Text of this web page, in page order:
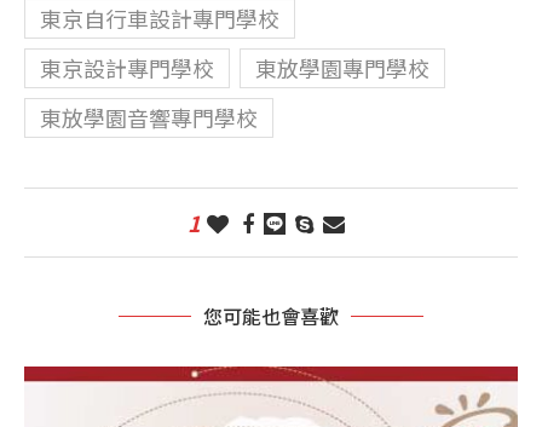
東京自行車設計專門學校
東京設計專門學校
東放學園專門學校
東放學園音響專門學校
1
您可能也會喜歡